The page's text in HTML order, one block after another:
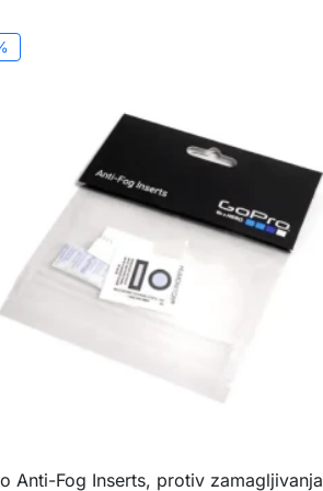
Anti-Fog Inserts, protiv zamagljivanja